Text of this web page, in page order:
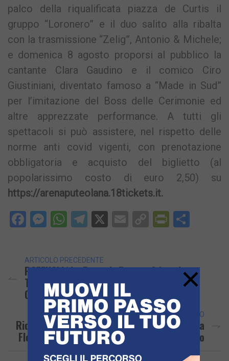
palco della riqualificata piazza de Curtis il
gruppo “Loronero” e il duo salito alla ribalta
con la trasmissione “Zelig”, Antonio & Michele;
e domenica 8 agosto proporsi al pubblico la
cantante Clara Gaudino e il comico Ciro
Giustiniani, diventato famoso a “Made in Sud”
per l’imitazione del Boss delle Cerimonie ed
altre apprezzate performance. A tutti gli
spettacoli si può assistere, nel rispetto delle
norme anti covid vigenti, con prenotazione
obbligatoria e acquisto del biglietto (al
popolarissimo costo di euro 2,50) su
https://arenaputeolana.18tickets.it.
Facebook
Messenger
WhatsApp
Telegram
X EmailCopy
ARTICOLO PRECEDENTE
POZZUOLI/ La Renault Pronta A Lasciare,
Timore Tra I Dipendenti: “A Rischio 70
Contratti”
ARTICOLO SUCCESSIVO
Ridotti Da 23 A 6 Gli Hub Vaccinali, Nell’area
Flegrea Resta Aperto Solo A Monterusciello
×